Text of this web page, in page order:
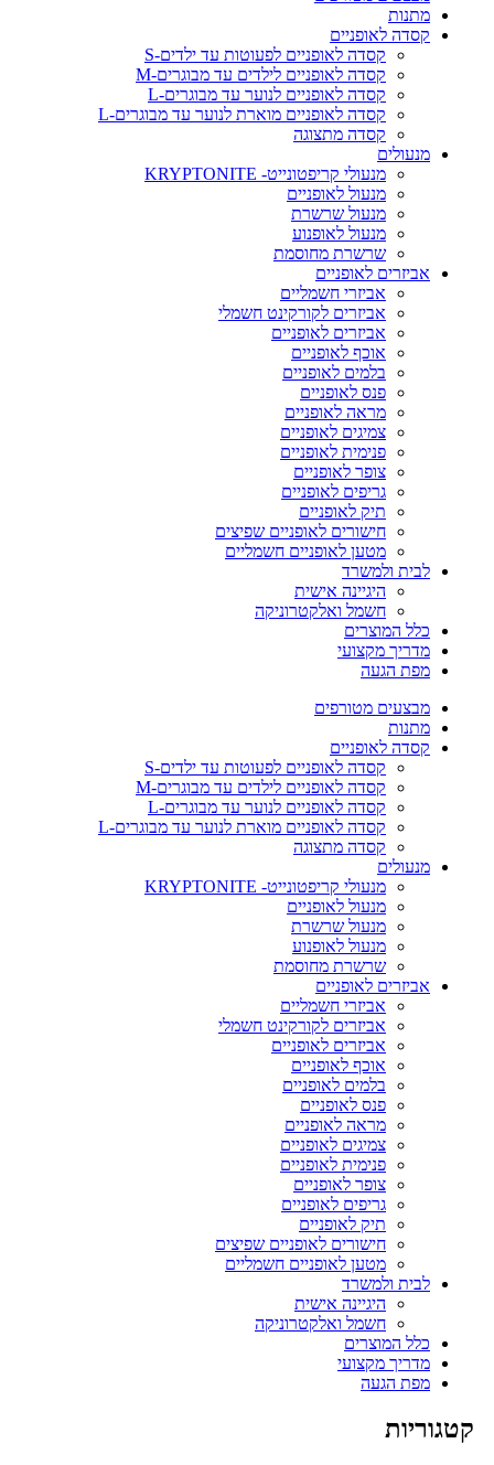
מתנות
קסדה לאופניים
קסדה לאופניים לפעוטות עד ילדים-S
קסדה לאופניים לילדים עד מבוגרים-M
קסדה לאופניים לנוער עד מבוגרים-L
קסדה לאופניים מוארת לנוער עד מבוגרים-L
קסדה מתצוגה
מנעולים
מנעולי קריפטונייט- KRYPTONITE
מנעול לאופניים
מנעול שרשרת
מנעול לאופנוע
שרשרת מחוסמת
אביזרים לאופניים
אביזרי חשמליים
אביזרים לקורקינט חשמלי
אביזרים לאופניים
אוכף לאופניים
בלמים לאופניים
פנס לאופניים
מראה לאופניים
צמיגים לאופניים
פנימית לאופניים
צופר לאופניים
גריפים לאופניים
תיק לאופניים
חישורים לאופניים שפיצים
מטען לאופניים חשמליים
לבית ולמשרד
היגיינה אישית
חשמל ואלקטרוניקה
כלל המוצרים
מדריך מקצועי
מפת הגעה
מבצעים מטורפים
מתנות
קסדה לאופניים
קסדה לאופניים לפעוטות עד ילדים-S
קסדה לאופניים לילדים עד מבוגרים-M
קסדה לאופניים לנוער עד מבוגרים-L
קסדה לאופניים מוארת לנוער עד מבוגרים-L
קסדה מתצוגה
מנעולים
מנעולי קריפטונייט- KRYPTONITE
מנעול לאופניים
מנעול שרשרת
מנעול לאופנוע
שרשרת מחוסמת
אביזרים לאופניים
אביזרי חשמליים
אביזרים לקורקינט חשמלי
אביזרים לאופניים
אוכף לאופניים
בלמים לאופניים
פנס לאופניים
מראה לאופניים
צמיגים לאופניים
פנימית לאופניים
צופר לאופניים
גריפים לאופניים
תיק לאופניים
חישורים לאופניים שפיצים
מטען לאופניים חשמליים
לבית ולמשרד
היגיינה אישית
חשמל ואלקטרוניקה
כלל המוצרים
מדריך מקצועי
מפת הגעה
קטגוריות